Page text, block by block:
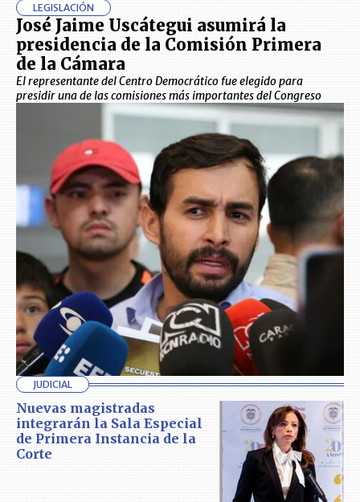
LEGISLACIÓN
José Jaime Uscátegui asumirá la
presidencia de la Comisión Primera
de la Cámara
El representante del Centro Democrático fue elegido para
presidir una de las comisiones más importantes del Congreso
JUDICIAL
Nuevas magistradas
integrarán la Sala Especial
de Primera Instancia de la
Corte